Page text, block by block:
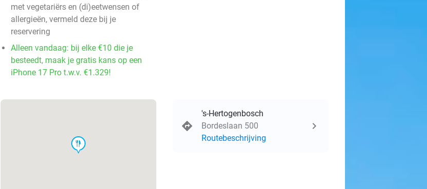
met vegetariërs en (di)eetwensen of
allergieën, vermeld deze bij je
reservering
Alleen vandaag: bij elke €10 die je
besteedt, maak je gratis kans op een
iPhone 17 Pro t.w.v. €1.329!
food
's-Hertogenbosch
Bordeslaan 500
Routebeschrijving